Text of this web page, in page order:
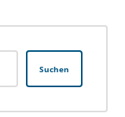
Suchen